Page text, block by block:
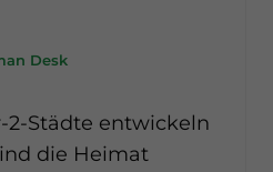
Desk
2-Städte entwickeln
die Heimat